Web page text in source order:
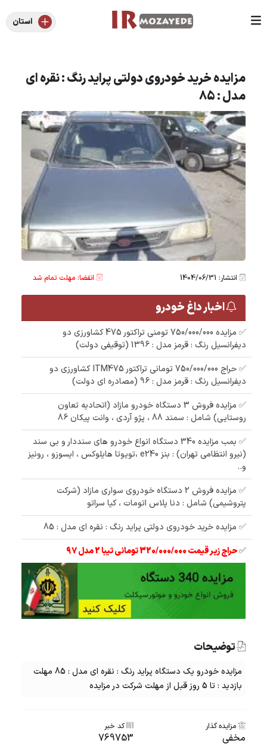
استان
مزایده خرید خودروی دولتی پراید رنگ : نقره ای
مدل : 85
انتشار: 1404/06/31 انقضا: مهلت تمام شد
اخبار داغ خودرو
✅ مزایده 750/000/000 تومنی تراکتور 475 کشاورزی دو
دیفرانسیل رنگ : قرمز مدل : 1396 (توقیفی دولت)
✅ حراج 750/000/000 تومانی تراکتور ITM475 کشاورزی دو
دیفرانسیل رنگ : قرمز مدل : 96 (مصادره ای دولت)
✅ مزایده فروش 3 دستگاه خودرو مازاد (اتحادیه تعاون
روستایی) شامل : سمند 88 ، پژو آردی ، وانت پیکان 86
✅ بمب مزایده 340 دستگاه انواع خودرو های سنددار و بی سند
(نیرو انتظامی تهران) : بنز e240 ،تویوتا هایلوکس ، ایسوزو ، رونیز
و..
✅ مزایده فروش 2 دستگاه خودروی سواری مازاد (شرکت
پتروشیمی) شامل : دنا پلاس اتومات ، کیا سراتو
✅ مزایده خرید خودروی دولتی پراید رنگ : نقره ای مدل : 85
✅حراج زیر قیمت 320/000/000 تومانی تیبا 2 مدل 97
توضیحات
مزایده خودرو یک دستگاه پراید رنگ : نقره ای مدل : 85 مهلت
بازدید : تا 5 روز قبل از مهلت شرکت در مزایده
مزایده گذار
مخفی
کد خبر
769753